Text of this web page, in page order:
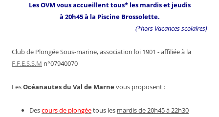
Les OVM vous accueillent tous* les mardis et jeudis
à 20h45 à la Piscine Brossolette.
(*hors Vacances scolaires)
Club de Plongée Sous-marine, association loi 1901 - affiliée à la
F.F.E.S.S.M n°07940070
LesOcéanautes du Val de Marne vous proposent :
Descours de plongéetous les mardis de 20h45 à 22h30